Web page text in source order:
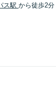
ス駅 から徒歩2分